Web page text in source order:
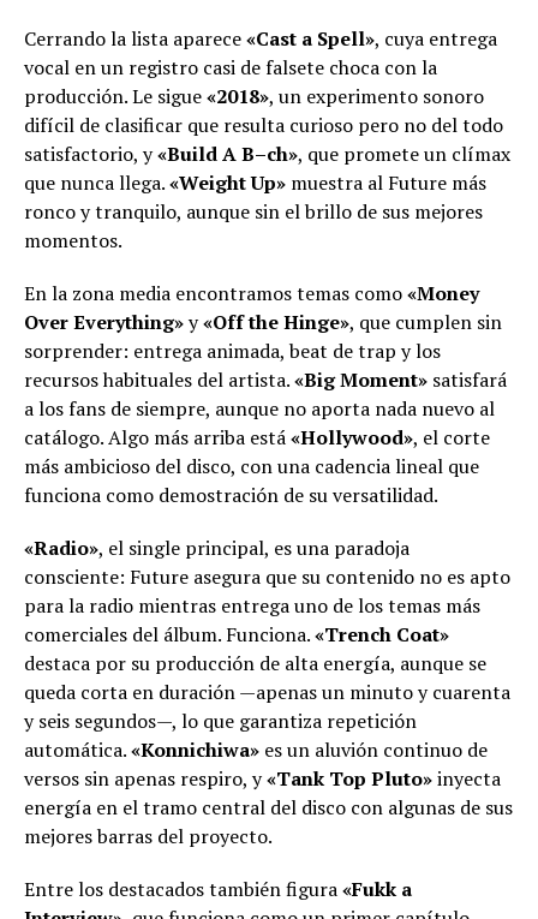
Cerrando la lista aparece«Cast a Spell», cuya entrega
vocal en un registro casi de falsete choca con la
producción. Le sigue«2018», un experimento sonoro
difícil de clasificar que resulta curioso pero no del todo
satisfactorio, y«Build A B–ch», que promete un clímax
que nunca llega.«Weight Up» muestra al Future más
ronco y tranquilo, aunque sin el brillo de sus mejores
momentos.
En la zona media encontramos temas como«Money
Over Everything»y«Off the Hinge», que cumplen sin
sorprender: entrega animada, beat de trap y los
recursos habituales del artista.«Big Moment» satisfará
a los fans de siempre, aunque no aporta nada nuevo al
catálogo. Algo más arriba está«Hollywood», el corte
más ambicioso del disco, con una cadencia lineal que
funciona como demostración de su versatilidad.
«Radio», el single principal, es una paradoja
consciente: Future asegura que su contenido no es apto
para la radio mientras entrega uno de los temas más
comerciales del álbum. Funciona.«Trench Coat»
destaca por su producción de alta energía, aunque se
queda corta en duración —apenas un minuto y cuarenta
y seis segundos—, lo que garantiza repetición
automática.«Konnichiwa» es un aluvión continuo de
versos sin apenas respiro, y«Tank Top Pluto»inyecta
energía en el tramo central del disco con algunas de sus
mejores barras del proyecto.
Entre los destacados también figura«Fukk a